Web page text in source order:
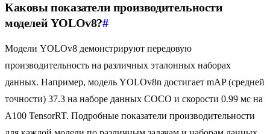
Каковы показатели производительности
моделей YOLOv8?#
Модели YOLOv8 демонстрируют передовую
производительность на различных эталонных наборах
данных. Например, модель YOLOv8n достигает mAP (средней
точности) 37.3 на наборе данных COCO и скорости 0.99 мс на
A100 TensorRT. Подробные показатели производительности